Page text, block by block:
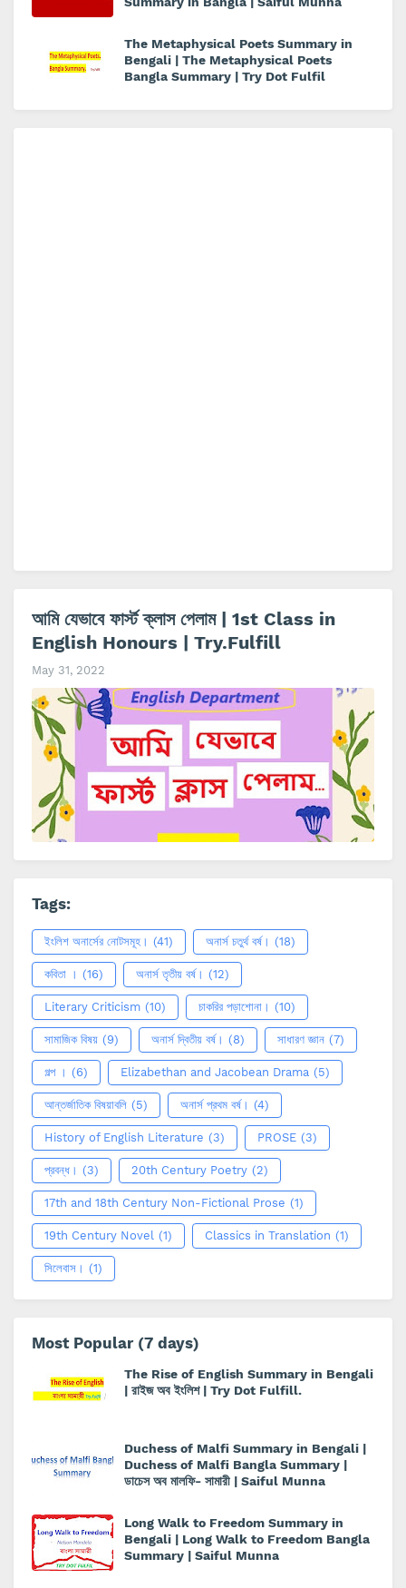
The Metaphysical Poets Summary in
Bengali | The Metaphysical Poets
Bangla Summary | Try Dot Fulfil
আমি যেভাবে ফার্স্ট ক্লাস পেলাম | 1st Class in
English Honours | Try.Fulfill
May 31, 2022
Tags:
ইংলিশ অনার্সের নোটসমূহ। (41) অনার্স চতুর্থ বর্ষ। (18)
কবিতা । (16) অনার্স তৃতীয় বর্ষ। (12)
Literary Criticism (10) চাকরির পড়াশোনা। (10)
সামাজিক বিষয় (9) অনার্স দ্বিতীয় বর্ষ। (8) সাধারণ জ্ঞান (7)
গল্প । (6) Elizabethan and Jacobean Drama (5)
আন্তর্জাতিক বিষয়াবলি (5) অনার্স প্রথম বর্ষ। (4)
History of English Literature (3) PROSE (3)
প্রবন্ধ। (3) 20th Century Poetry (2)
17th and 18th Century Non-Fictional Prose (1)
19th Century Novel (1) Classics in Translation (1)
সিলেবাস। (1)
Most Popular (7 days)
The Rise of English Summary in Bengali
| রাইজ অব ইংলিশ | Try Dot Fulfill.
Duchess of Malfi Summary in Bengali |
Duchess of Malfi Bangla Summary |
ডাচেস অব মালফি- সামারী | Saiful Munna
Long Walk to Freedom Summary in
Bengali | Long Walk to Freedom Bangla
Summary | Saiful Munna